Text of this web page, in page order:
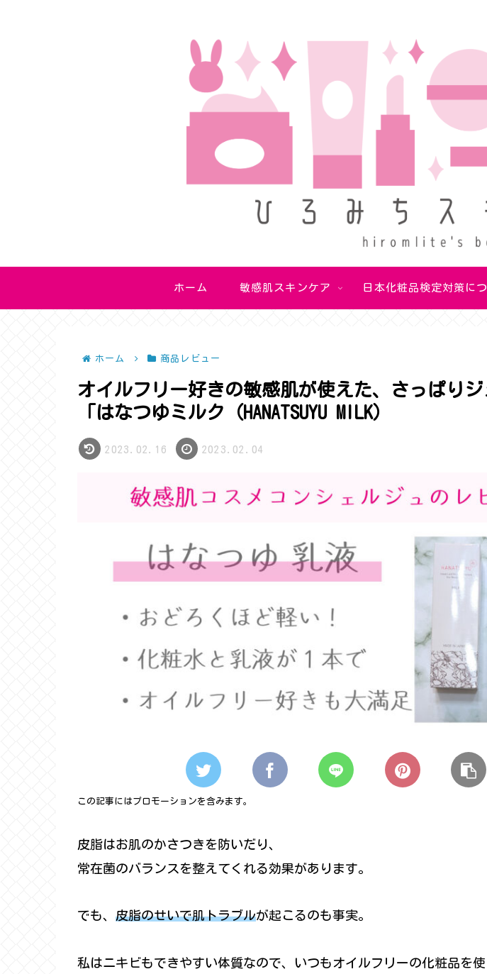
ホーム 敏感肌スキンケア 日本化粧品検定対策に
ホーム 商品レビュー
オイルフリー好きの敏感肌が使えた、さっぱりジ
「はなつゆミルク（HANATSUYU MILK）
2023.02.16 2023.02.04
この記事にはプロモーションを含みます。
皮脂はお肌のかさつきを防いだり、
常在菌のバランスを整えてくれる効果があります。
でも、 皮脂のせいで肌トラブルが起こるのも事実。
私はニキビもできやすい体質なので、いつもオイルフリーの化粧品を